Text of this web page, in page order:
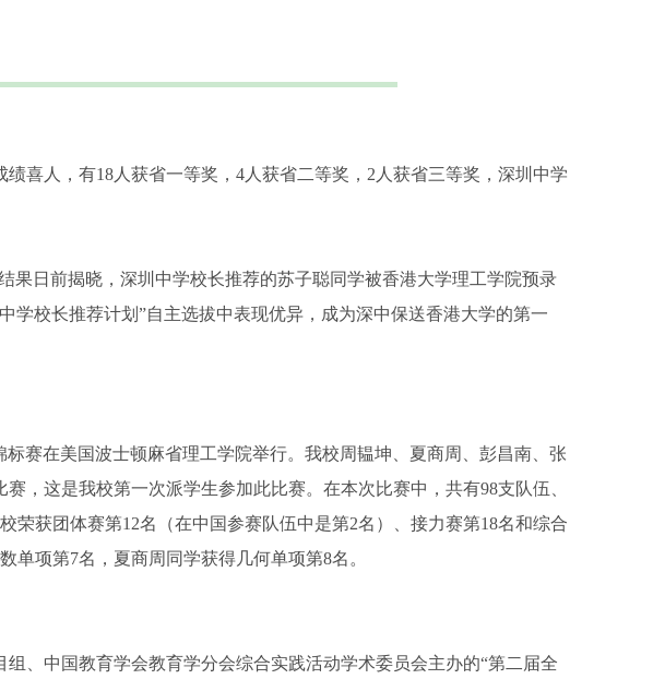
喜人，有18人获省一等奖，4人获省二等奖，2人获省三等奖，深圳中学
果日前揭晓，深圳中学校长推荐的苏子聪同学被香港大学理工学院预录
学校长推荐计划”自主选拔中表现优异，成为深中保送香港大学的第一
赛在美国波士顿麻省理工学院举行。我校周韫坤、夏商周、彭昌南、张
，这是我校第一次派学生参加此比赛。在本次比赛中，共有98支队伍、
荣获团体赛第12名（在中国参赛队伍中是第2名）、接力赛第18名和综合
单项第7名，夏商周同学获得几何单项第8名。
、中国教育学会教育学分会综合实践活动学术委员会主办的“第二届全